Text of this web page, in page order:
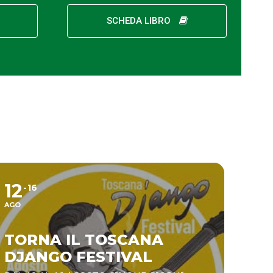
SCHEDA LIBRO
12
AGO
16
TORNA IL TOSCANA
DJANGO FESTIVAL